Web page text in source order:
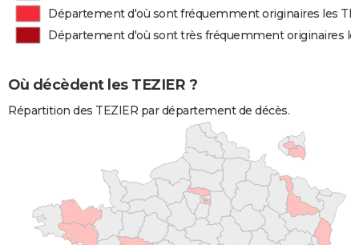
Département d'où sont fréquemment originaires les
Département d'où sont très fréquemment originaires
Où décèdent les TEZIER ?
Répartition des TEZIER par département de décès.